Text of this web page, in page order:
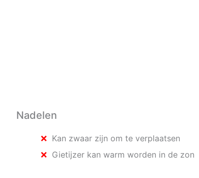
Nadelen
Kan zwaar zijn om te verplaatsen
Gietijzer kan warm worden in de zon